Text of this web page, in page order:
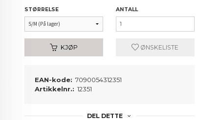
STØRRELSE ANTALL
KJØP ØNSKELISTE
EAN-kode: 7090054312351
Artikkelnr.: 12351
DEL DETTE